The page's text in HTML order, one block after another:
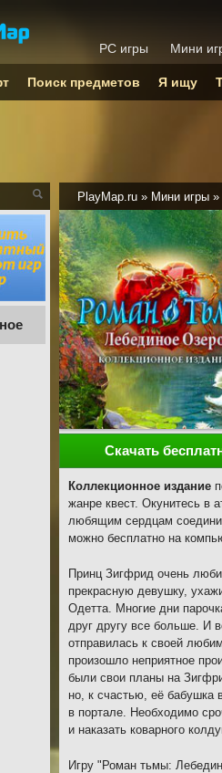
PlayMap.ru » Мини игры »
Скачать
Коллекционное издание
жанре квест. Окунитесь в
любящим сердцам
можно бесплатно на
Принц Зигфрид очень
прекрасную девушку,
Одетта. Многие дни
друг другу все больше. И
отправилась к своей
произошло неприятное
были свои планы на
но, к счастью, её бабушка
в портале. Необходимо
и наказать коварного
Игру "Роман тьмы:
PC игры Мини
Поиск предметов Я ищу